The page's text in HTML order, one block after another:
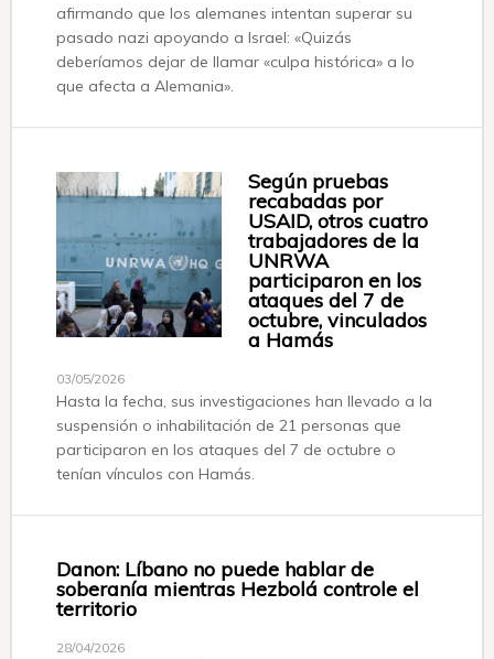
afirmando que los alemanes intentan superar su
pasado nazi apoyando a Israel: «Quizás
deberíamos dejar de llamar «culpa histórica» ​​a lo
que afecta a Alemania».
Según pruebas
recabadas por
USAID, otros cuatro
trabajadores de la
UNRWA
participaron en los
ataques del 7 de
octubre, vinculados
a Hamás
03/05/2026
Hasta la fecha, sus investigaciones han llevado a la
suspensión o inhabilitación de 21 personas que
participaron en los ataques del 7 de octubre o
tenían vínculos con Hamás.
Danon: Líbano no puede hablar de
soberanía mientras Hezbolá controle el
territorio
28/04/2026